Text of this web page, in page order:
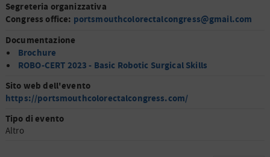
Segreteria organizzativa
Congress office: portsmouthcolorectalcongress@gmail.com
Documentazione
Brochure
ROBO-CERT 2023 - Basic Robotic Surgical Skills
Sito web dell'evento
https://portsmouthcolorectalcongress.com/
Tipo di evento
Altro